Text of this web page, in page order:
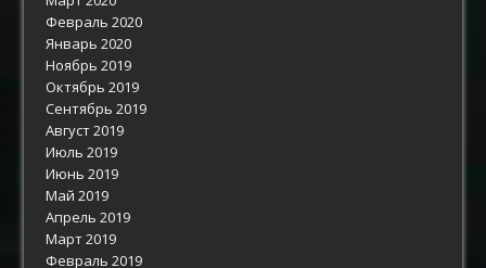
Февраль 2020
Январь 2020
Ноябрь 2019
Октябрь 2019
Сентябрь 2019
Август 2019
Июль 2019
Июнь 2019
Май 2019
Апрель 2019
Март 2019
Февраль 2019